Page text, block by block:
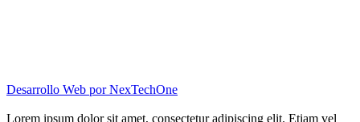
Desarrollo Web porNexTechOne
Lorem ipsum dolor sit amet, consectetur adipiscing elit. Etiam vel